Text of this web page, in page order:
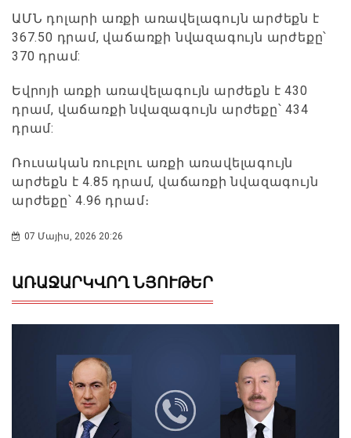
ԱՄՆ դոլարի առքի առավելագույն արժեքն է
367.50 դրամ, վաճառքի նվազագույն արժեքը՝
370 դրամ:
Եվրոյի առքի առավելագույն արժեքն է 430
դրամ, վաճառքի նվազագույն արժեքը՝ 434
դրամ:
Ռուսական ռուբլու առքի առավելագույն
արժեքն է 4.85 դրամ, վաճառքի նվազագույն
արժեքը՝ 4.96 դրամ։
07 Մայիս, 2026 20:26
ԱՌԱՋԱՐԿՎՈՂ ՆՅՈՒԹԵՐ